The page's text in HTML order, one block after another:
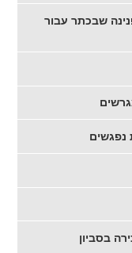
שבכתר עבור
נפגשים
בסביון